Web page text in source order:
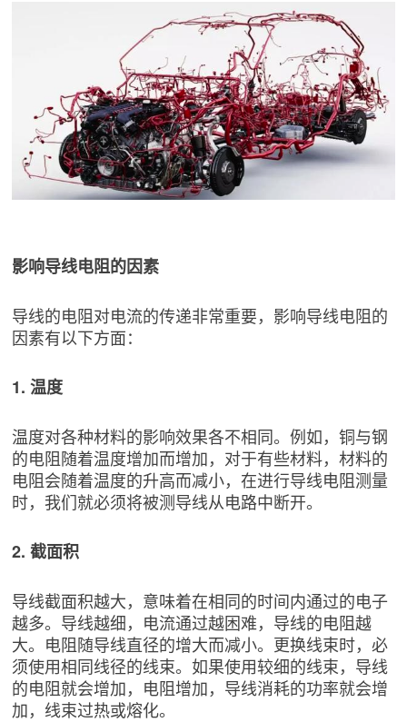
影响导线电阻的因素
导线的电阻对电流的传递非常重要，影响导线电阻的
因素有以下方面：
1. 温度
温度对各种材料的影响效果各不相同。例如，铜与钢
的电阻随着温度增加而增加，对于有些材料，材料的
电阻会随着温度的升高而减小，在进行导线电阻测量
时，我们就必须将被测导线从电路中断开。
2. 截面积
导线截面积越大，意味着在相同的时间内通过的电子
越多。导线越细，电流通过越困难，导线的电阻越
大。电阻随导线直径的增大而减小。更换线束时，必
须使用相同线径的线束。如果使用较细的线束，导线
的电阻就会增加，电阻增加，导线消耗的功率就会增
加，线束过热或熔化。